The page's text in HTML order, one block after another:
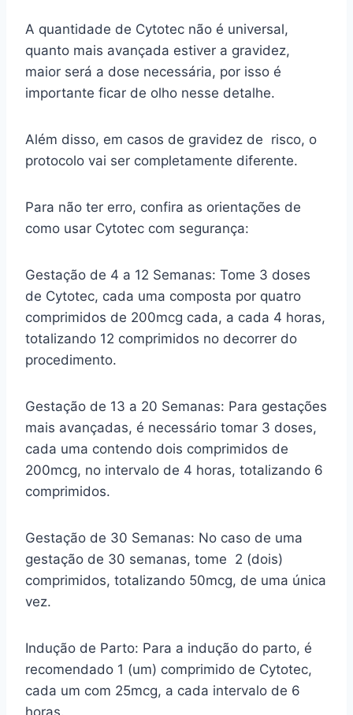
A quantidade de Cytotec não é universal,
quanto mais avançada estiver a gravidez,
maior será a dose necessária, por isso é
importante ficar de olho nesse detalhe.
Além disso, em casos de gravidez de risco, o
protocolo vai ser completamente diferente.
Para não ter erro, confira as orientações de
como usar Cytotec com segurança:
Gestação de 4 a 12 Semanas: Tome 3 doses
de Cytotec, cada uma composta por quatro
comprimidos de 200mcg cada, a cada 4 horas,
totalizando 12 comprimidos no decorrer do
procedimento.
Gestação de 13 a 20 Semanas: Para gestações
mais avançadas, é necessário tomar 3 doses,
cada uma contendo dois comprimidos de
200mcg, no intervalo de 4 horas, totalizando 6
comprimidos.
Gestação de 30 Semanas: No caso de uma
gestação de 30 semanas, tome 2 (dois)
comprimidos, totalizando 50mcg, de uma única
vez.
Indução de Parto: Para a indução do parto, é
recomendado 1 (um) comprimido de Cytotec,
cada um com 25mcg, a cada intervalo de 6
horas.